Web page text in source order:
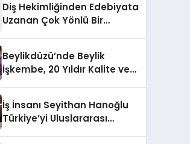
Diş Hekimliğinden Edebiyata
Uzanan Çok Yönlü Bir
Beylikdüzü’nde Beylik
İşkembe, 20 Yıldır Kalite ve
İş İnsanı Seyithan Hanoğlu
Türkiye’yi Uluslararası